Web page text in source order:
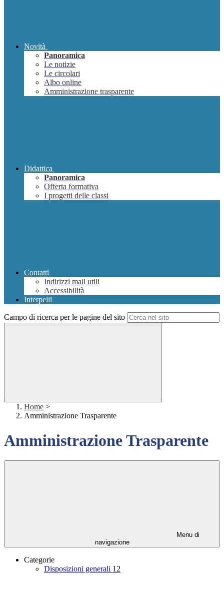
Novità
Panoramica
Le notizie
Le circolari
Albo online
Amministrazione trasparente
Didattica
Panoramica
Offerta formativa
I progetti delle classi
Contatti
Indirizzi mail utili
Accessibilità
Interpelli
Campo di ricerca per le pagine del sito
Home >
Amministrazione Trasparente
Amministrazione Trasparente
Menu di
navigazione
Categorie
Disposizioni generali 12